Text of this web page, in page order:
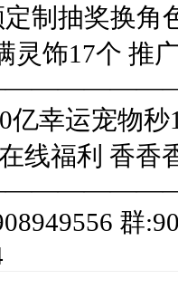
制抽奖换角
饰17个 推
亿幸运宠物秒
福利 香香
群